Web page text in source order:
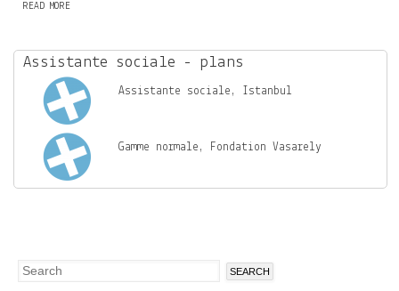
READ MORE
U
T
Assistante sociale - plans
Assistante sociale, Istanbul
Gamme normale, Fondation Vasarely
Search